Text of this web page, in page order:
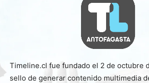
Timeline.cl fue fundado el 2 de octubre
sello de generar contenido multimedia